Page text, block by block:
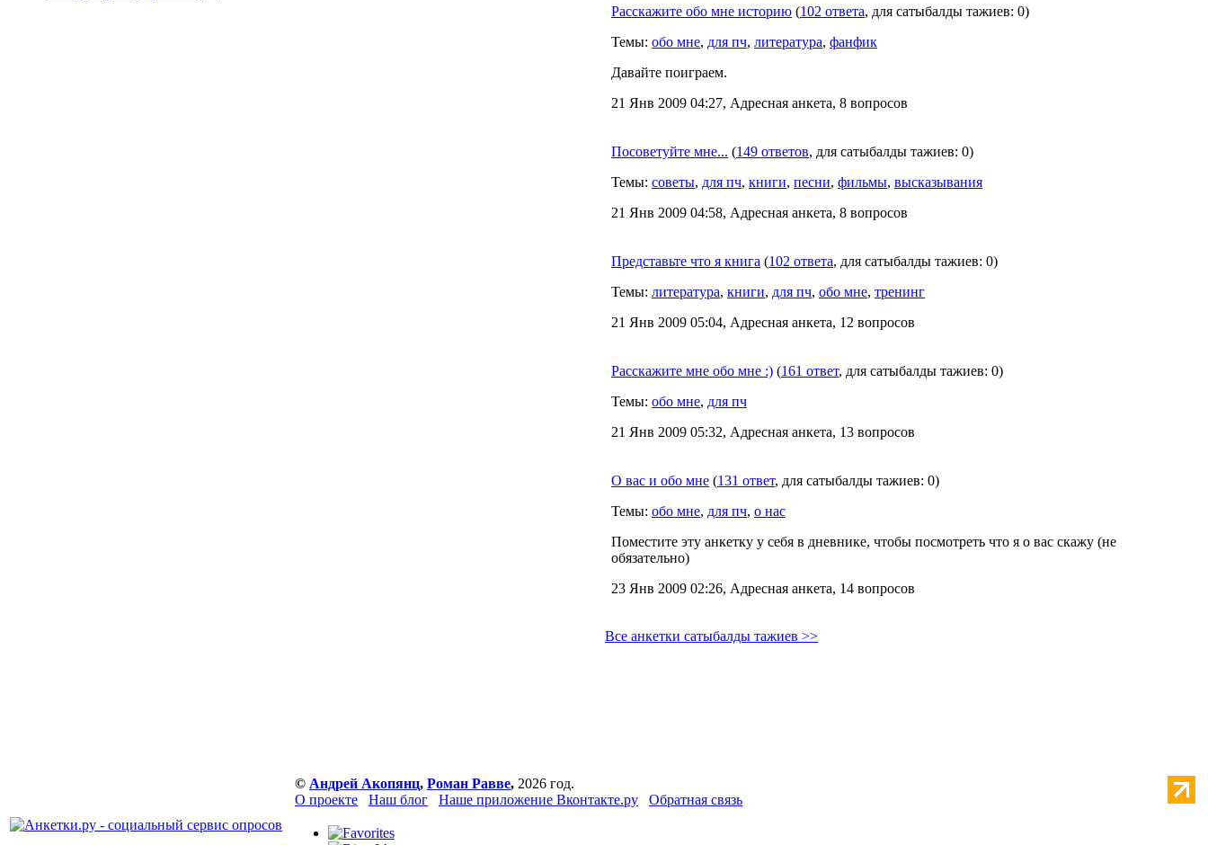
Расскажите обо мне историю (102 ответа, для сатыбалды тажиев: 0)
Темы: обо мне, для пч, литература, фанфик
Давайте поиграем.
21 Янв 2009 04:27, Адресная анкета, 8 вопросов
Посоветуйте мне... (149 ответов, для сатыбалды тажиев: 0)
Темы: советы, для пч, книги, песни, фильмы, высказывания
21 Янв 2009 04:58, Адресная анкета, 8 вопросов
Представьте что я книга (102 ответа, для сатыбалды тажиев: 0)
Темы: литература, книги, для пч, обо мне, тренинг
21 Янв 2009 05:04, Адресная анкета, 12 вопросов
Расскажите мне обо мне :) (161 ответ, для сатыбалды тажиев: 0)
Темы: обо мне, для пч
21 Янв 2009 05:32, Адресная анкета, 13 вопросов
О вас и обо мне (131 ответ, для сатыбалды тажиев: 0)
Темы: обо мне, для пч, о нас
Поместите эту анкетку у себя в дневнике, чтобы посмотреть что я о вас скажу (не
обязательно)
23 Янв 2009 02:26, Адресная анкета, 14 вопросов
Все анкетки сатыбалды тажиев >>
© Андрей Акопянц, Роман Равве, 2026 год.
О проекте
Наш блог Наше приложение Вконтакте.ру Обратная связь